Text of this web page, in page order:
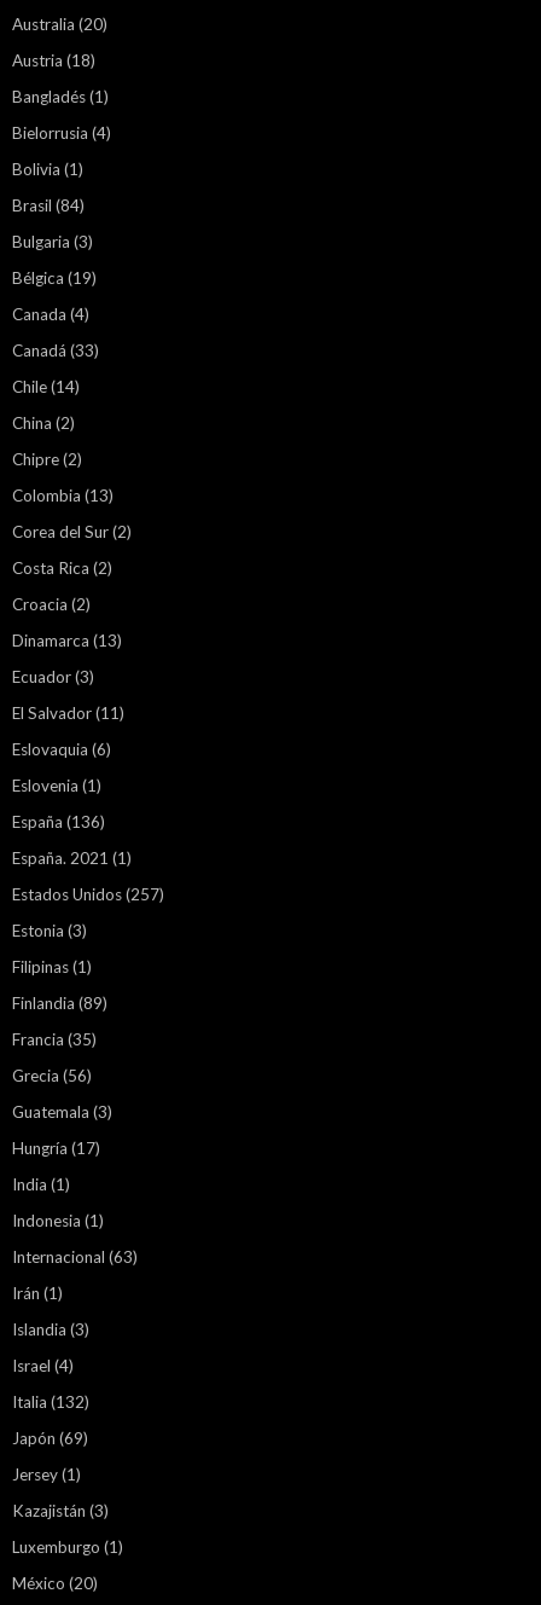
Australia (20)
Austria (18)
Bangladés(1)
Bielorrusia (4)
Bolivia (1)
Brasil (84)
Bulgaria (3)
Bélgica (19)
Canada (4)
Canadá (33)
Chile(14)
China (2)
Chipre(2)
Colombia (13)
Corea del Sur(2)
Costa Rica (2)
Croacia (2)
Dinamarca (13)
Ecuador(3)
El Salvador(11)
Eslovaquia (6)
Eslovenia (1)
España (136)
España. 2021 (1)
Estados Unidos(257)
Estonia (3)
Filipinas(1)
Finlandia (89)
Francia (35)
Grecia (56)
Guatemala (3)
Hungría (17)
India (1)
Indonesia (1)
Internacional (63)
Irán (1)
Islandia (3)
Israel (4)
Italia (132)
Japón (69)
Jersey(1)
Kazajistán (3)
Luxemburgo (1)
México (20)